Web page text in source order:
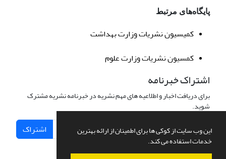
این وب سایت از کوکی ها برای اطمینان از ارائه بهترین
خدمات استفاده می کند.
پایگاه‌های مرتبط
کمیسیون نشریات وزارت بهداشت
کمسیون نشریات وزارت علوم
اشتراک خبرنامه
برای دریافت اخبار و اطلاعیه های مهم نشریه در خبرنامه نشریه مشترک
شوید.
اشتراک